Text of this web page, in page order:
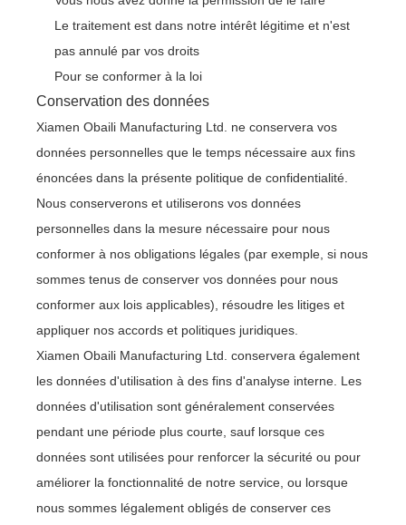
Le traitement est dans notre intérêt légitime et n'est
pas annulé par vos droits
Pour se conformer à la loi
Conservation des données
Xiamen Obaili Manufacturing Ltd. ne conservera vos
données personnelles que le temps nécessaire aux fins
énoncées dans la présente politique de confidentialité.
Nous conserverons et utiliserons vos données
personnelles dans la mesure nécessaire pour nous
conformer à nos obligations légales (par exemple, si nous
sommes tenus de conserver vos données pour nous
conformer aux lois applicables), résoudre les litiges et
appliquer nos accords et politiques juridiques.
Xiamen Obaili Manufacturing Ltd. conservera également
les données d'utilisation à des fins d'analyse interne. Les
données d'utilisation sont généralement conservées
pendant une période plus courte, sauf lorsque ces
données sont utilisées pour renforcer la sécurité ou pour
améliorer la fonctionnalité de notre service, ou lorsque
nous sommes légalement obligés de conserver ces